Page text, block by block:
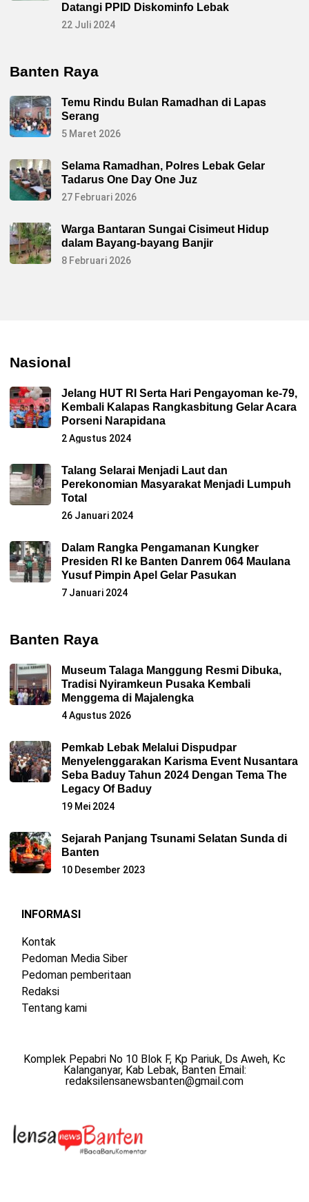
Datangi PPID Diskominfo Lebak
22 Juli 2024
Banten Raya
Temu Rindu Bulan Ramadhan di Lapas
Serang
5 Maret 2026
Selama Ramadhan, Polres Lebak Gelar
Tadarus One Day One Juz
27 Februari 2026
Warga Bantaran Sungai Cisimeut Hidup
dalam Bayang-bayang Banjir
8 Februari 2026
Nasional
Jelang HUT RI Serta Hari Pengayoman ke-79,
Kembali Kalapas Rangkasbitung Gelar Acara
Porseni Narapidana
2 Agustus 2024
Talang Selarai Menjadi Laut dan
Perekonomian Masyarakat Menjadi Lumpuh
Total
26 Januari 2024
Dalam Rangka Pengamanan Kungker
Presiden RI ke Banten Danrem 064 Maulana
Yusuf Pimpin Apel Gelar Pasukan
7 Januari 2024
Banten Raya
Museum Talaga Manggung Resmi Dibuka,
Tradisi Nyiramkeun Pusaka Kembali
Menggema di Majalengka
4 Agustus 2026
Pemkab Lebak Melalui Dispudpar
Menyelenggarakan Karisma Event Nusantara
Seba Baduy Tahun 2024 Dengan Tema The
Legacy Of Baduy
19 Mei 2024
Sejarah Panjang Tsunami Selatan Sunda di
Banten
10 Desember 2023
INFORMASI
Kontak
Pedoman Media Siber
Pedoman pemberitaan
Redaksi
Tentang kami
Komplek Pepabri No 10 Blok F, Kp Pariuk, Ds Aweh, Kc
Kalanganyar, Kab Lebak, Banten Email:
redaksilensanewsbanten@gmail.com